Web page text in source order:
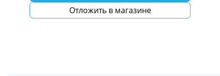
Отложить в магазине